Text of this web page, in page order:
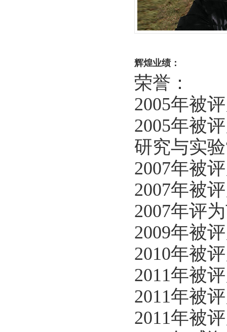
辉煌业绩：
荣誉：
2005年被
2005年被
研究与实
2007年被
2007年被
2007年评
2009年被
2010年被
2011年被
2011年被
2011年被